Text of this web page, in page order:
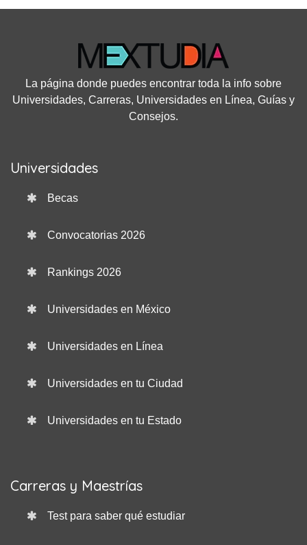
La página donde puedes encontrar toda la info sobre
Universidades, Carreras, Universidades en Línea, Guías y
Consejos.
Universidades
Becas
Convocatorias 2026
Rankings 2026
Universidades en México
Universidades en Línea
Universidades en tu Ciudad
Universidades en tu Estado
Carreras y Maestrías
Test para saber qué estudiar